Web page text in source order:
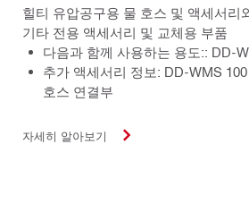
힐티 유압공구용 물 호스 및 액세서리
기타 전용 액세서리 및 교체용 부품
다음과 함께 사용하는 용도:: DD-
추가 액세서리 정보: DD-WMS
호스 연결부
자세히 알아보기